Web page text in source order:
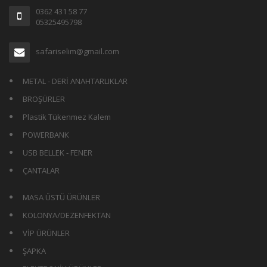
0362 431 58 77
05325495798
safariselim@gmail.com
METAL - DERİ ANAHTARLIKLAR
BROŞÜRLER
Plastik Tükenmez Kalem
POWERBANK
USB BELLEK - FENER
ÇANTALAR
MASA ÜSTÜ ÜRÜNLER
KOLONYA/DEZENFEKTAN
VİP ÜRÜNLER
ŞAPKA